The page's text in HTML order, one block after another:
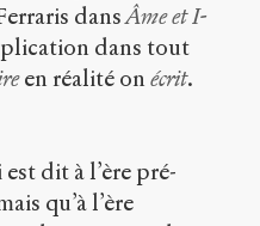
dansÂme et I-
dans tout
en réalité on écrit.
dit à l’ère pré-
qu’à l’ère